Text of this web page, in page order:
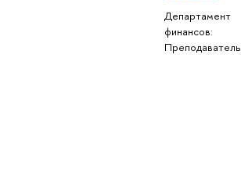
Департамент
финансов:
Преподаватель